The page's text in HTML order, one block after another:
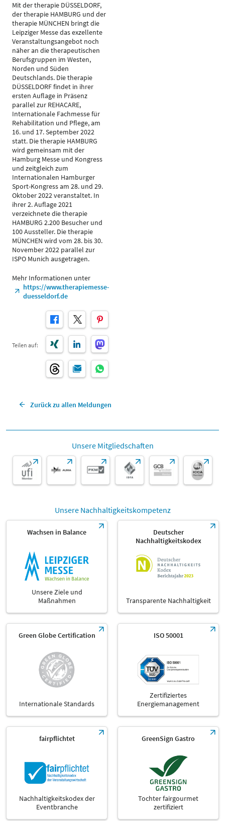
Mit der therapie DÜSSELDORF,
der therapie HAMBURG und der
therapie MÜNCHEN bringt die
Leipziger Messe das exzellente
Veranstaltungsangebot noch
näher an die therapeutischen
Berufsgruppen im Westen,
Norden und Süden
Deutschlands. Die therapie
DÜSSELDORF findet in ihrer
ersten Auflage in Präsenz
parallel zur REHACARE,
Internationale Fachmesse für
Rehabilitation und Pflege, am
16. und 17. September 2022
statt. Die therapie HAMBURG
wird gemeinsam mit der
Hamburg Messe und Kongress
und zeitgleich zum
Internationalen Hamburger
Sport-Kongress am 28. und 29.
Oktober 2022 veranstaltet. In
ihrer 2. Auflage 2021
verzeichnete die therapie
HAMBURG 2.200 Besucher und
100 Aussteller. Die therapie
MÜNCHEN wird vom 28. bis 30.
November 2022 parallel zur
ISPO Munich ausgetragen.
Mehr Informationen unter
https://www.therapiemesse-
duesseldorf.de
Teilen auf:
Zurück zu allen Meldungen
Unsere Mitgliedschaften
Unsere Nachhaltigkeitskompetenz
Wachsen in Balance
Unsere Ziele und
Maßnahmen
Deutscher
Nachhaltigkeitskodex
Transparente Nachhaltigkeit
Green Globe Certification
Internationale Standards
ISO 50001
Zertifiziertes
Energiemanagement
fairpflichtet
Nachhaltigkeitskodex der
Eventbranche
GreenSign Gastro
Tochter fairgourmet
zertifiziert